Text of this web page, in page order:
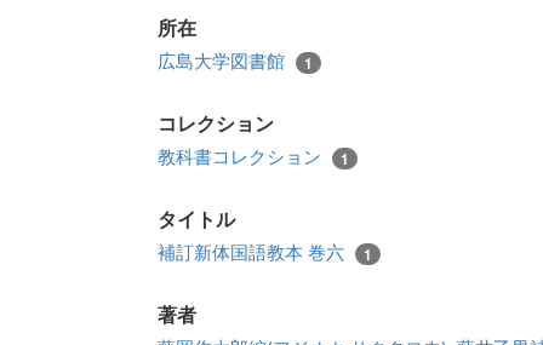
所在
広島大学図書館 1
コレクション
教科書コレクション 1
タイトル
補訂新体国語教本 巻六 1
著者